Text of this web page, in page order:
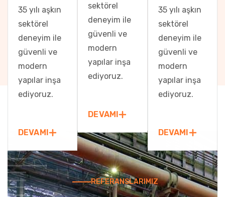
35 yılı aşkın
sektörel
deneyim ile
güvenli ve
modern
yapılar inşa
ediyoruz.
DEVAMI
sektörel
deneyim ile
güvenli ve
modern
yapılar inşa
ediyoruz.
DEVAMI
35 yılı aşkın
sektörel
deneyim ile
güvenli ve
modern
yapılar inşa
ediyoruz.
DEVAMI
REFERANSLARIMIZ